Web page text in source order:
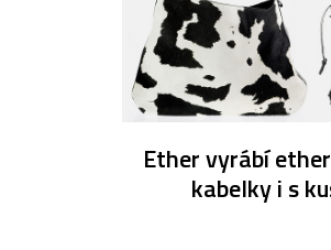
Ether vyrábí
kabelky i s